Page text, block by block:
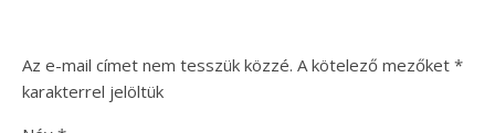
Az e-mail címet nem tesszük közzé. A kötelező mezőket *
karakterrel jelöltük